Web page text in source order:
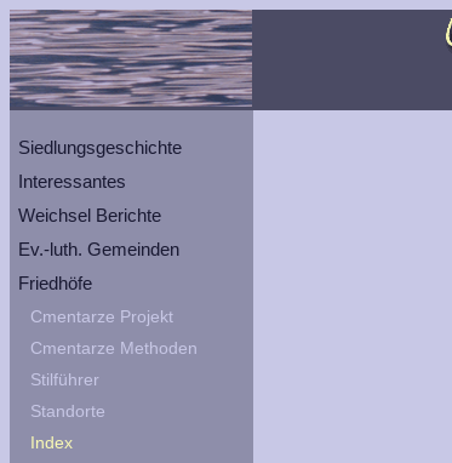
Siedlungsgeschichte
Interessantes
Weichsel Berichte
Ev.-luth. Gemeinden
Friedhöfe
Cmentarze Projekt
Cmentarze Methoden
Stilführer
Standorte
Index